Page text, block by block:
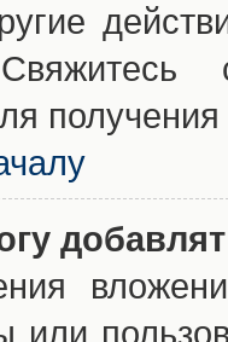
получения
или